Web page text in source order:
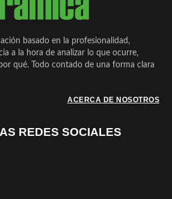
basado en la profesionalidad,
a la hora de analizar lo que ocurre,
qué. Todo contado de una forma clara
ACERCA DE NOSOTROS
REDES SOCIALES